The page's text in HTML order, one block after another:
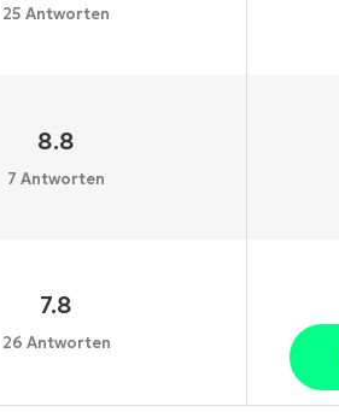
25 Antworten
8.8
7 Antworten
7.8
26 Antworten